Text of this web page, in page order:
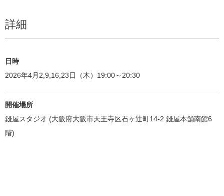
詳細
日時
2026年4月2,9,16,23日（木）19:00～20:30
開催場所
錢屋スタジオ (大阪府大阪市天王寺区石ヶ辻町14-2 錢屋本舗南館6
階)